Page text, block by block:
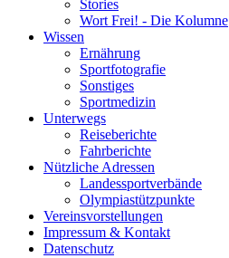
Stories
Wort Frei! - Die Kolumne
Wissen
Ernährung
Sportfotografie
Sonstiges
Sportmedizin
Unterwegs
Reiseberichte
Fahrberichte
Nützliche Adressen
Landessportverbände
Olympiastützpunkte
Vereinsvorstellungen
Impressum & Kontakt
Datenschutz